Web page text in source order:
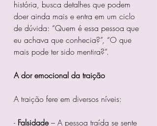
história, busca detalhes que podem
doer ainda mais e entra em um ciclo
de dúvida: “Quem é essa pessoa que
eu achava que conhecia?”, “O que
mais pode ter sido mentira?”.
A dor emocional da traição
A traição fere em diversos níveis:
- Falsidade – A pessoa traída se sente